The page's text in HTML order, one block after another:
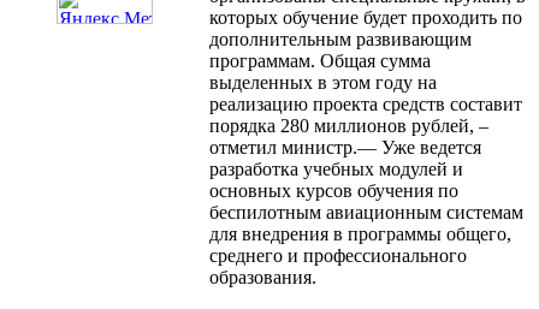
которых обучение будет проходить по
дополнительным развивающим
программам. Общая сумма
выделенных в этом году на
реализацию проекта средств составит
порядка 280 миллионов рублей, –
отметил министр.— Уже ведется
разработка учебных модулей и
основных курсов обучения по
беспилотным авиационным системам
для внедрения в программы общего,
среднего и профессионального
образования.